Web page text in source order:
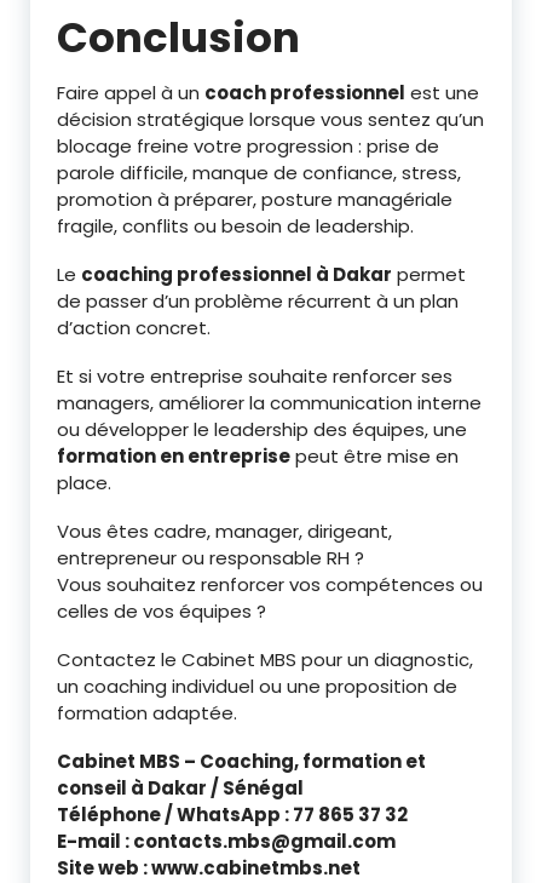
Conclusion
Faire appel à un coach professionnel est une
décision stratégique lorsque vous sentez qu’un
blocage freine votre progression : prise de
parole difficile, manque de confiance, stress,
promotion à préparer, posture managériale
fragile, conflits ou besoin de leadership.
Le coaching professionnel à Dakar permet
de passer d’un problème récurrent à un plan
d’action concret.
Et si votre entreprise souhaite renforcer ses
managers, améliorer la communication interne
ou développer le leadership des équipes, une
formation en entreprisepeut être mise en
place.
Vous êtes cadre, manager, dirigeant,
entrepreneur ou responsable RH ?
Vous souhaitez renforcer vos compétences ou
celles de vos équipes ?
Contactez le Cabinet MBS pour un diagnostic,
un coaching individuel ou une proposition de
formation adaptée.
Cabinet MBS – Coaching, formation et
conseil à Dakar / Sénégal
Téléphone / WhatsApp : 77 865 37 32
E-mail : contacts.mbs@gmail.com
Site web : www.cabinetmbs.net